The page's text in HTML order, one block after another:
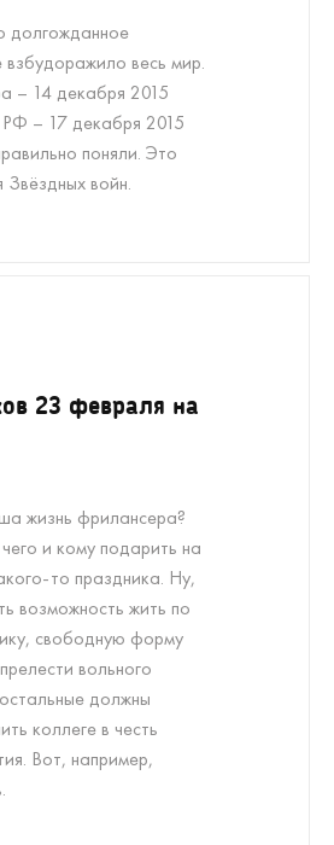
долгожданное
весь мир.
– 14 декабря 2015
– 17 декабря 2015
поняли. Это
Звёздных войн.
23 февраля на
жизнь фрилансера?
и кому подарить на
то праздника. Ну,
возможность жить по
свободную форму
вольного
должны
коллеге в честь
Вот, например,